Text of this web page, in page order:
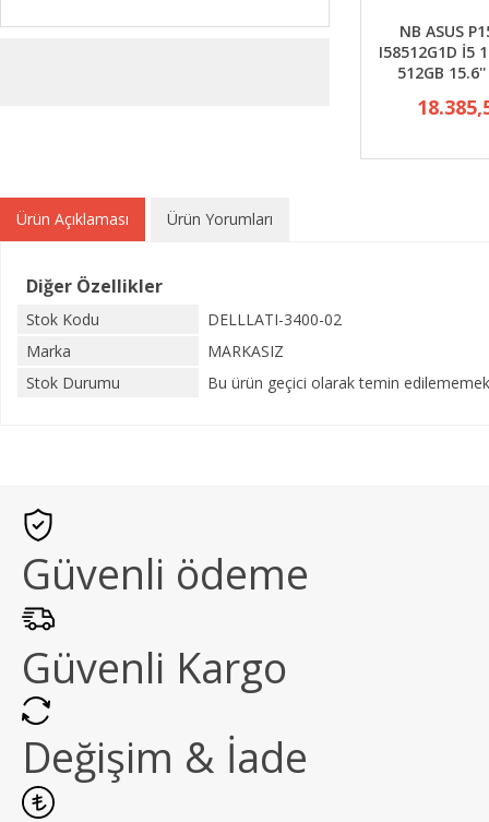
NB ASUS
I58512G1D İ5
512GB
Ürün Açıklaması Ürün Yorumları
Diğer Özellikler
Stok Kodu
DELLLATI-3400-02
Marka
MARKASIZ
Stok Durumu
Bu ürün geçici olarak temin
Güvenli ödeme
Güvenli Kargo
Değişim & İade